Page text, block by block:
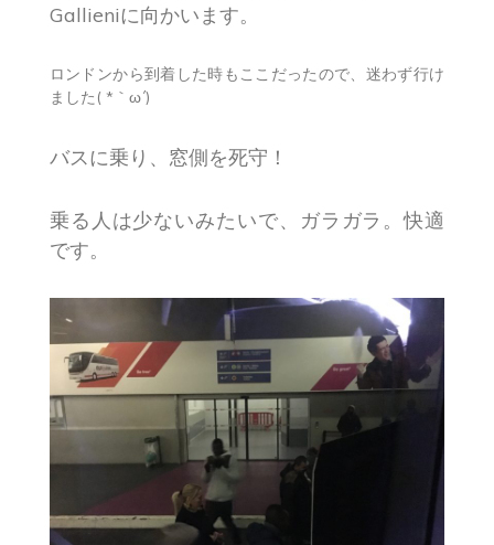
Gallieniに向かいます。
ロンドンから到着した時もここだったので、迷わず行け
ました( *｀ω´)
バスに乗り、窓側を死守！
乗る人は少ないみたいで、ガラガラ。快適
です。